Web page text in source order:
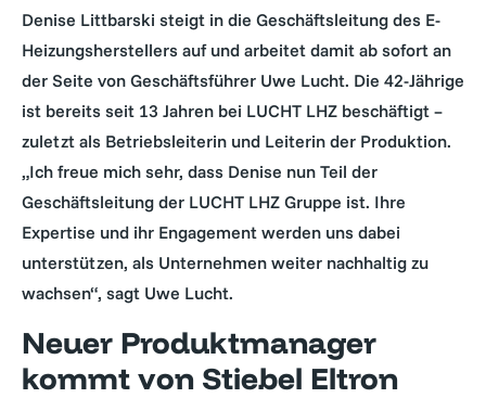
Denise Littbarski steigt in die Geschäftsleitung des E-
Heizungsherstellers auf und arbeitet damit ab sofort an
der Seite von Geschäftsführer Uwe Lucht. Die 42-Jährige
ist bereits seit 13 Jahren bei LUCHT LHZ beschäftigt –
zuletzt als Betriebsleiterin und Leiterin der Produktion.
„Ich freue mich sehr, dass Denise nun Teil der
Geschäftsleitung der LUCHT LHZ Gruppe ist. Ihre
Expertise und ihr Engagement werden uns dabei
unterstützen, als Unternehmen weiter nachhaltig zu
wachsen“, sagt Uwe Lucht.
Neuer Produktmanager
kommt von Stiebel Eltron